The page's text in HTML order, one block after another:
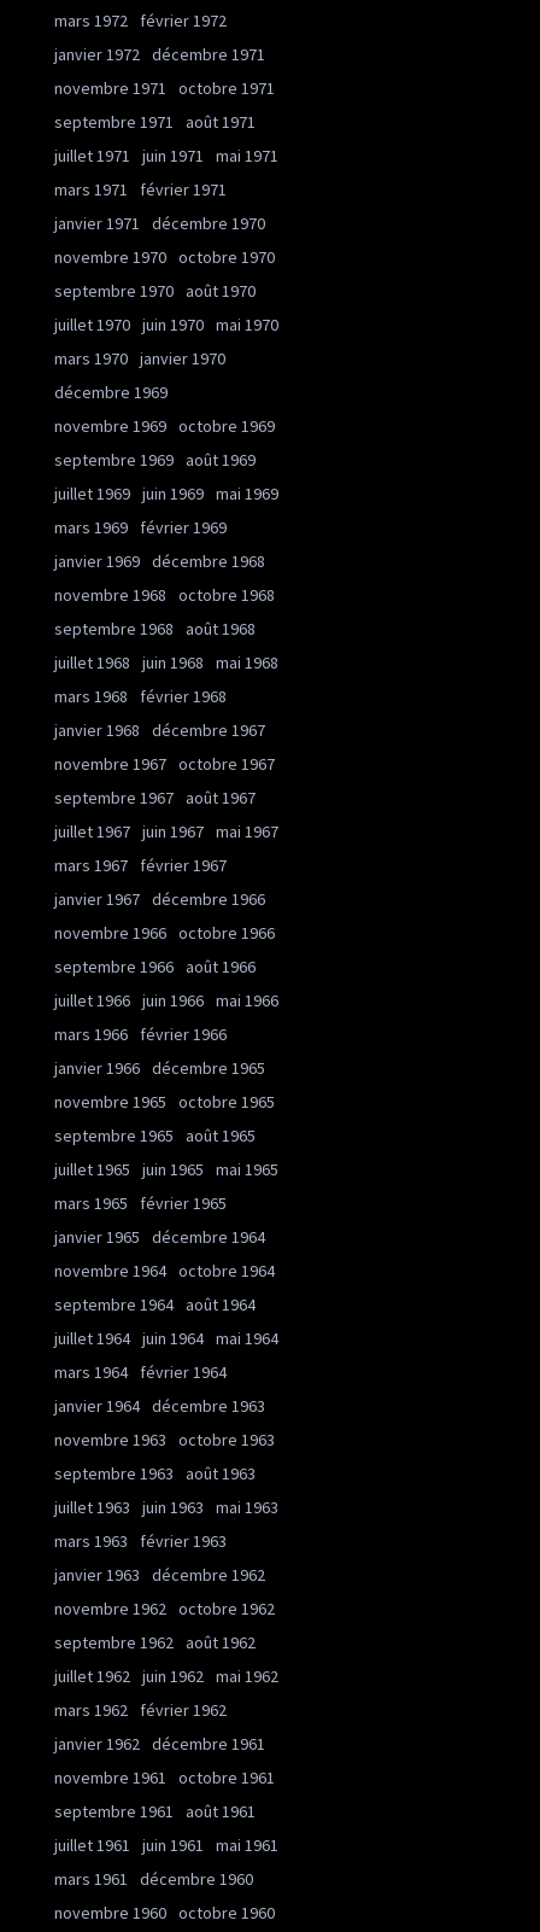
mars 1972
février 1972
janvier 1972 décembre 1971
novembre 1971
octobre 1971
septembre 1971
août 1971
juillet 1971
juin 1971
mai 1971
mars 1971
février 1971
janvier 1971
décembre 1970
novembre 1970 octobre 1970
septembre 1970 août 1970
juillet 1970 juin 1970 mai 1970
mars 1970 janvier 1970
décembre 1969
novembre 1969 octobre 1969
septembre 1969 août 1969
juillet 1969 juin 1969 mai 1969
mars 1969
février 1969
janvier 1969 décembre 1968
novembre 1968
octobre 1968
septembre 1968
août 1968
juillet 1968
juin 1968
mai 1968
mars 1968
février 1968
janvier 1968
décembre 1967
novembre 1967 octobre 1967
septembre 1967 août 1967
juillet 1967 juin 1967 mai 1967
mars 1967
février 1967
janvier 1967 décembre 1966
novembre 1966 octobre 1966
septembre 1966 août 1966
juillet 1966 juin 1966 mai 1966
mars 1966
février 1966
janvier 1966 décembre 1965
novembre 1965
octobre 1965
septembre 1965
août 1965
juillet 1965
juin 1965
mai 1965
mars 1965
février 1965
janvier 1965
décembre 1964
novembre 1964 octobre 1964
septembre 1964 août 1964
juillet 1964 juin 1964 mai 1964
mars 1964
février 1964
janvier 1964 décembre 1963
novembre 1963
octobre 1963
septembre 1963
août 1963
juillet 1963
juin 1963
mai 1963
mars 1963
février 1963
janvier 1963
décembre 1962
novembre 1962 octobre 1962
septembre 1962 août 1962
juillet 1962 juin 1962 mai 1962
mars 1962
février 1962
janvier 1962 décembre 1961
novembre 1961
octobre 1961
septembre 1961
août 1961
juillet 1961
juin 1961
mai 1961
mars 1961
décembre 1960
novembre 1960 octobre 1960